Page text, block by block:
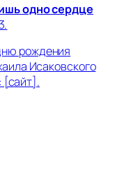
одно сердце
рождения
Исаковского
[сайт].